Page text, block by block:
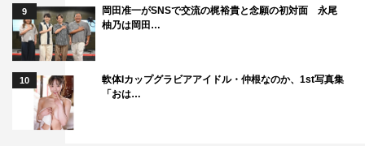
9
岡田准一がSNSで交流の梶裕貴と念願の初対面 永尾
柚乃は岡田…
10
軟体Iカップグラビアアイドル・仲根なのか、1st写真集
「おは…